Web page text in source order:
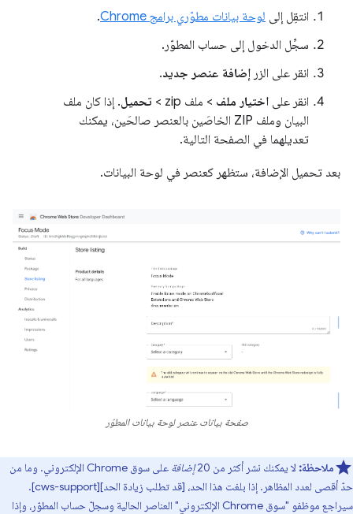
انتقِل إلى لوحة بيانات مطوّري برامج Chrome
.
سجِّل الدخول إلى حساب المطوّر.
انقر على الزر إضافة عنصر جديد.
انقر على اختيار ملف > ملف zip > تحميل. إذا كان ملف
البيان وملف ZIP الخاصَين بالعنصر صالحَين، يمكنك
تعديلهما في الصفحة التالية.
بعد تحميل الإضافة، ستظهر كعنصر في لوحة البيانات.
صفحة بيانات عنصر لوحة بيانات المطوّر
ملاحظة: لا يمكنك نشر أكثر من 20 إضافة
على سوق Chrome الإلكتروني. وما من
حدّ أقصى لعدد المظاهر. إذا بلغت هذا الحد، [قد تطلب زيادة الحد][cws-support].
سيراجع موظفو "سوق Chrome الإلكتروني" العناصر الحالية وسجلّ حساب المطوّر، وإذا